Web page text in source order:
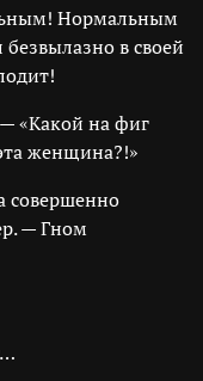
Нормальным
в своей
«Какой на фиг
женщина?!»
совершенно
— Гном